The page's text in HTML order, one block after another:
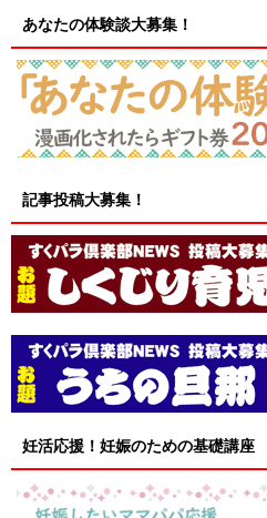
あなたの体験談大募集！
記事投稿大募集！
妊活応援！妊娠のための基礎講座